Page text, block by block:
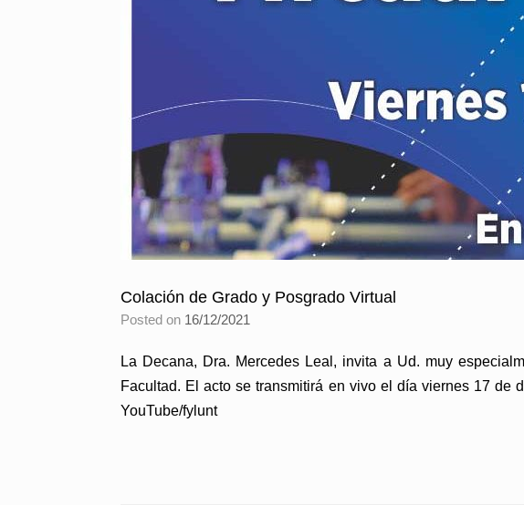
Colación de Grado y Posgrado Virtual
Posted on 16/12/2021
La Decana, Dra. Mercedes Leal, invita a Ud. muy
Facultad. El acto se transmitirá en vivo el día viernes 17 de
YouTube/fylunt